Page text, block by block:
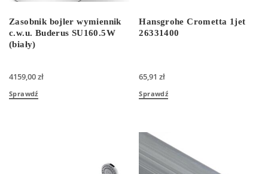
Zasobnik bojler wymiennik
c.w.u. Buderus SU160.5W
(biały)
4159,00zł
Sprawdź
Hansgrohe Crometta 1jet
26331400
65,91zł
Sprawdź